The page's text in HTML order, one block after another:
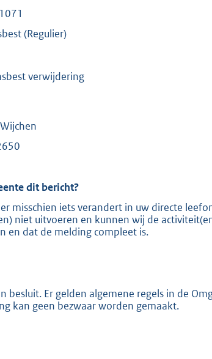
(Regulier)
verwijdering
dit bericht?
misschien iets verandert in uw directe
niet uitvoeren en kunnen wij de
en dat de melding compleet is.
besluit. Er gelden algemene regels in de
kan geen bezwaar worden gemaakt.